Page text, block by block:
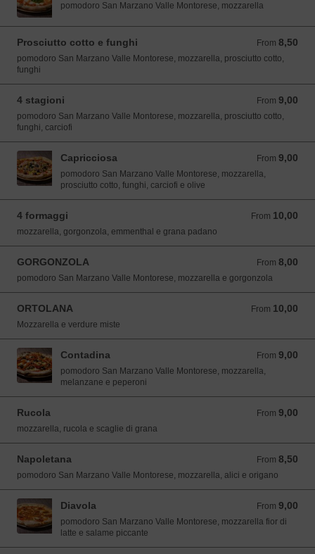
pomodoro San Marzano Valle Montorese, mozzarella
Prosciutto cotto e funghi From 8,50
From 8,50 EUR
pomodoro San Marzano Valle Montorese, mozzarella, prosciutto cotto,
funghi
4 stagioni From 9,00
From 9,00 EUR
pomodoro San Marzano Valle Montorese, mozzarella, prosciutto cotto,
funghi, carciofi
Capricciosa From 9,00
From 9,00 EUR
pomodoro San Marzano Valle Montorese, mozzarella,
prosciutto cotto, funghi, carciofi e olive
4 formaggi From 10,00
From 10,00 EUR
mozzarella, gorgonzola, emmenthal e grana padano
GORGONZOLA From 8,00
From 8,00 EUR
pomodoro San Marzano Valle Montorese, mozzarella e gorgonzola
ORTOLANA From 10,00
From 10,00 EUR
Mozzarella e verdure miste
Contadina From 9,00
From 9,00 EUR
pomodoro San Marzano Valle Montorese, mozzarella,
melanzane e peperoni
Rucola From 9,00
From 9,00 EUR
mozzarella, rucola e scaglie di grana
Napoletana From 8,50
From 8,50 EUR
pomodoro San Marzano Valle Montorese, mozzarella, alici e origano
Diavola From 9,00
From 9,00 EUR
pomodoro San Marzano Valle Montorese, mozzarella fior di
latte e salame piccante